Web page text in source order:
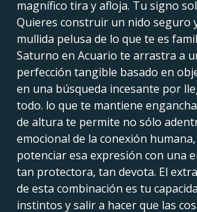
magnífico tira y afloja. Tu signo
Quieres construir un nido seguro
mullida pelusa de lo que te es
Saturno en Acuario te arrastra a
perfección tangible basado en
en una búsqueda incesante por
todo. lo que te mantiene
de altura te permite no sólo
emocional de la conexión humana,
potenciar esa expresión con una
tan protectora, tan devota. El
de esta combinación es tu
instintos y salir a hacer que las